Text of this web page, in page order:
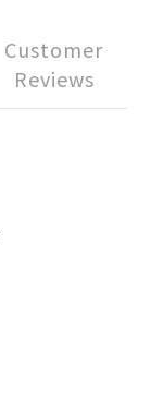
Customer
Reviews